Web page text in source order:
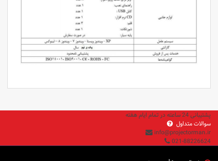
پشتیبانی 24 ساعته در تمام ایام هفته
سوالات متداول
info@projectorman.ir
021-88226624